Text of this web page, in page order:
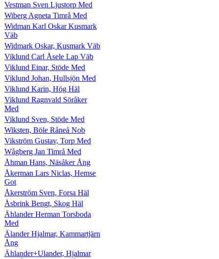
Vestman Sven Ljustorp Med
Wiberg Agneta Timrå Med
Widman Karl Oskar Kusmark
Väb
Widmark Oskar, Kusmark Väb
Viklund Carl Åsele Lap Väb
Viklund Einar, Stöde Med
Viklund Johan, Hullsjön Med
Viklund Karin, Hög Häl
Viklund Ragnvald Söråker
Med
Viklund Sven, Stöde Med
Wiksten, Böle Råneå Nob
Vikström Gustav, Torp Med
Wågberg Jan Timrå Med
Åhman Hans, Näsåker Ång
Åkerman Lars Niclas, Hemse
Got
Åkerström Sven, Forsa Häl
Åsbrink Bengt, Skog Häl
Ählander Herman Torsboda
Med
Älander Hjalmar, Kammartjärn
Ång
Ählander+Ulander, Hjalmar